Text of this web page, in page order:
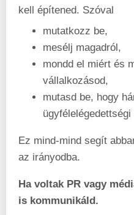
kell építened. Szóval
mutatkozz be,
mesélj magadról,
mondd el miért és
vállalkozásod,
mutasd be, hogy
Ez mind-mind segít
az irányodba.
Ha voltak PR vagy
is kommunikáld.